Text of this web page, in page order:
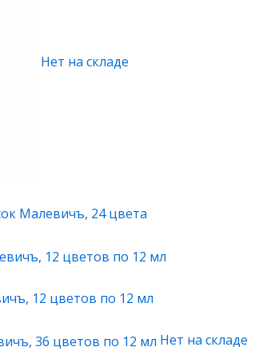
Нет на складе
Малевичъ, 24 цвета
12 цветов по 12 мл
Нет на складе